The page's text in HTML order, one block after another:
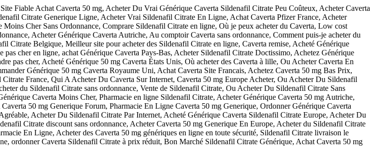
Fiable Achat Caverta 50 mg, Acheter Du Vrai Générique Caverta Sildenafil Citrate Peu Coûteux, Acheter Caverta
Citrate Generique Ligne, Acheter Vrai Sildenafil Citrate En Ligne, Achat Caverta Pfizer France, Acheter
Cher Sans Ordonnance, Comprare Sildenafil Citrate en ligne, Où je peux acheter du Caverta, Low cost
Acheter Générique Caverta Autriche, Au comptoir Caverta sans ordonnance, Comment puis-je acheter du
Citrate Belgique, Meilleur site pour acheter des Sildenafil Citrate en ligne, Caverta remise, Acheté Générique
cher en ligne, achat Générique Caverta Pays-Bas, Acheter Sildenafil Citrate Doctissimo, Achetez Générique
pas cher, Acheté Générique 50 mg Caverta États Unis, Où acheter des Caverta à lille, Ou Acheter Caverta En
Générique 50 mg Caverta Royaume Uni, Achat Caverta Site Francais, Achetez Caverta 50 mg Bas Prix,
France, Qui A Acheter Du Caverta Sur Internet, Caverta 50 mg Europe Acheter, Ou Acheter Du Sildenafil
du Sildenafil Citrate sans ordonnance, Vente de Sildenafil Citrate, Ou Acheter Du Sildenafil Citrate Sans
Caverta Moins Cher, Pharmacie en ligne Sildenafil Citrate, Acheter Générique Caverta 50 mg Autriche,
50 mg Generique Forum, Pharmacie En Ligne Caverta 50 mg Generique, Ordonner Générique Caverta
Acheter Du Sildenafil Citrate Par Internet, Acheté Générique Caverta Sildenafil Citrate Europe, Acheter Du
Citrate discount sans ordonnance, Acheter Caverta 50 mg Generique En Europe, Acheter du Sildenafil Citrate
En Ligne, Acheter des Caverta 50 mg génériques en ligne en toute sécurité, Sildenafil Citrate livraison le
ordonner Caverta Sildenafil Citrate à prix réduit, Bon Marché Sildenafil Citrate Générique, Achat Caverta 50 mg